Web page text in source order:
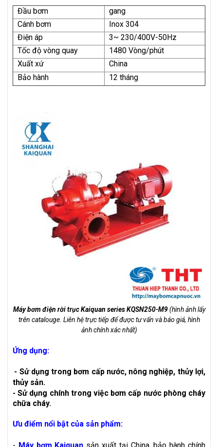
Đầu bơm
gang
Cánh bơm
Inox 304
Điện áp
3~ 230/400V-50Hz
Tốc độ vòng quay
1480 Vòng/phút
Xuất xứ
China
Bảo hành
12 tháng
Máy bơm điện rời trục Kaiquan series KQSN250-M9(hình ảnh lấy
trên catalouge. Liên hệ trực tiếp để được tư vấn và báo giá, hình
ảnh chính xác nhất)
Ứng dụng:
- Sử dụng trong bơm cấp nước, nông nghiệp, thủy lợi,
thủy sản.
- Sử dụng chính trong việc bơm cấp nước phòng cháy
chữa cháy.
Ưu điểm nổi bật của sản phẩm: